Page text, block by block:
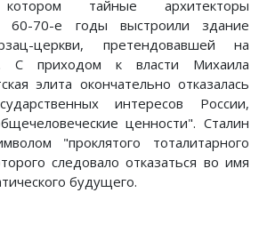
тайные архитекторы
60-70-е годы выстроили здание
церкви, претендовавшей на
С приходом к власти Михаила
элита окончательно отказалась
интересов России,
ценности". Сталин
"проклятого тоталитарного
следовало отказаться во имя
будущего.